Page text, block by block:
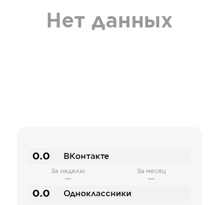
Нет данных
0.0 ВКонтакте
За неделю
—
За месяц
—
0.0 Одноклассники